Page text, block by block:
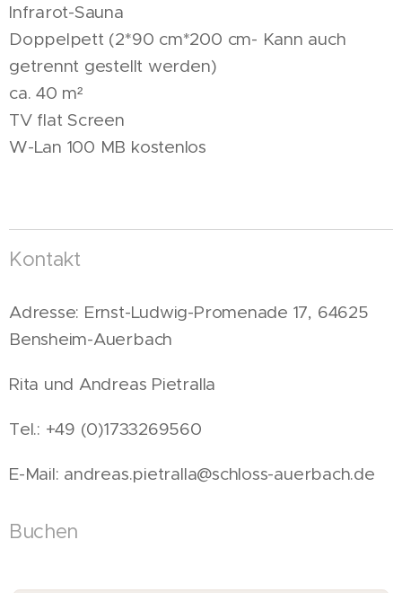
Infrarot-Sauna
Doppelpett (2*90 cm*200 cm- Kann auch
getrennt gestellt werden)
ca. 40 m²
TV flat Screen
W-Lan 100 MB kostenlos
Kontakt
Adresse: Ernst-Ludwig-Promenade 17, 64625
Bensheim-Auerbach
Rita und Andreas Pietralla
Tel.: +49 (0)1733269560
E-Mail: andreas.pietralla@schloss-auerbach.de
Buchen